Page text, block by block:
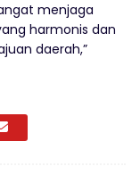
menjaga
harmonis dan
daerah,”